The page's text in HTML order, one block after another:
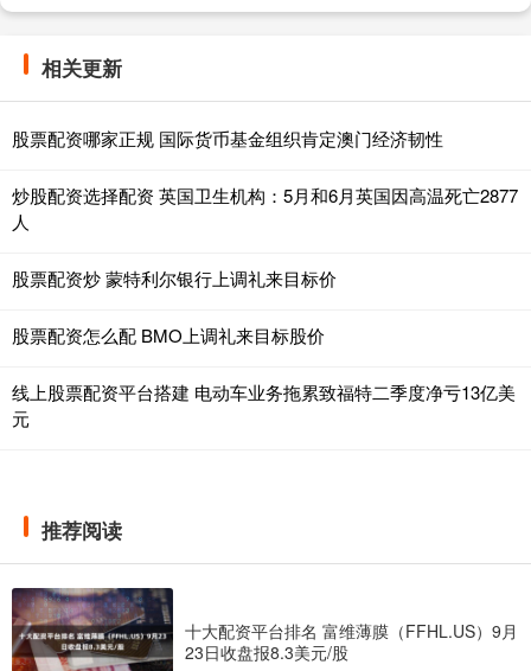
相关更新
股票配资哪家正规 国际货币基金组织肯定澳门经济韧性
炒股配资选择配资 英国卫生机构：5月和6月英国因高温死亡2877
人
股票配资炒 蒙特利尔银行上调礼来目标价
股票配资怎么配 BMO上调礼来目标股价
线上股票配资平台搭建 电动车业务拖累致福特二季度净亏13亿美
元
推荐阅读
十大配资平台排名 富维薄膜（FFHL.US）9月
23日收盘报8.3美元/股